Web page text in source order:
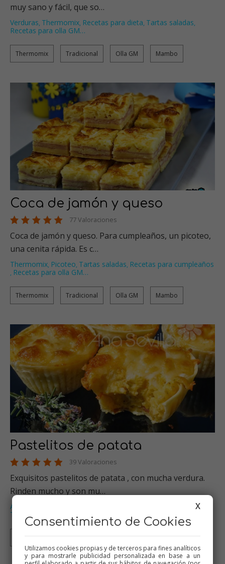
muy sano y fácil, que so…
Verduras, Thermomix, Recetas para dieta, Tartas saladas,
Recetas para olla GM…
Thermomix Tradicional Olla GM Mambo
Coca de jamón y queso
77 Valoraciones
Coca de jamón y queso. Para cumpleaños, un picoteo,
una cenita rápida. Es c…
Thermomix, Picoteo, Tartas saladas, Recetas para cumpleaños
, Recetas para olla GM…
Thermomix Tradicional Olla GM Mambo
Pastelitos de patata
39 Valoraciones
Exquisitos pastelitos de patata , con mucha verdura.
Rinden mucho y son mu…
Alimentación infantil
Tartas saladas
Thermomix Tradicional Olla GM Mambo
X
Consentimiento de Cookies
Utilizamos cookies propias y de terceros para fines analíticos
y para mostrarle publicidad personalizada en base a un